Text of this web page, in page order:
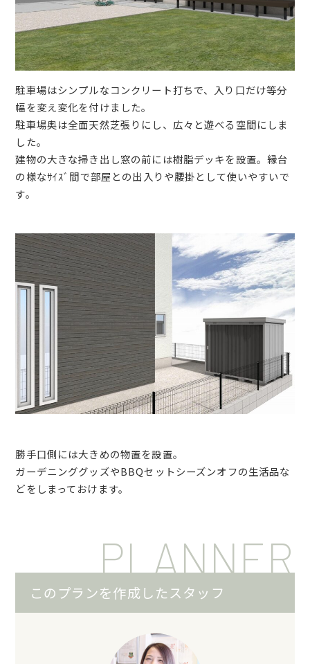
駐車場はシンプルなコンクリート打ちで、入り口だけ等分
幅を変え変化を付けました。
駐車場奥は全面天然芝張りにし、広々と遊べる空間にしま
した。
建物の大きな掃き出し窓の前には樹脂デッキを設置。縁台
の様なｻｲｽﾞ間で部屋との出入りや腰掛として使いやすいで
す。
勝手口側には大きめの物置を設置。
ガーデニンググッズやBBQセットシーズンオフの生活品な
どをしまっておけます。
PLANNER
このプランを作成したスタッフ